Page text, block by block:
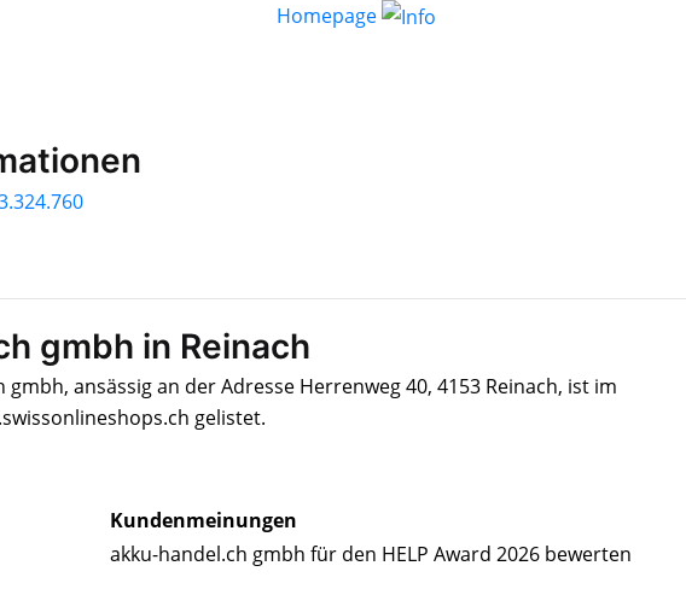
Homepage
gmbh in Reinach
gmbh, ansässig an der Adresse Herrenweg 40, 4153 Reinach, ist im
gelistet.
Kundenmeinungen
akku-handel.ch gmbh für den HELP Award 2026 bewerten